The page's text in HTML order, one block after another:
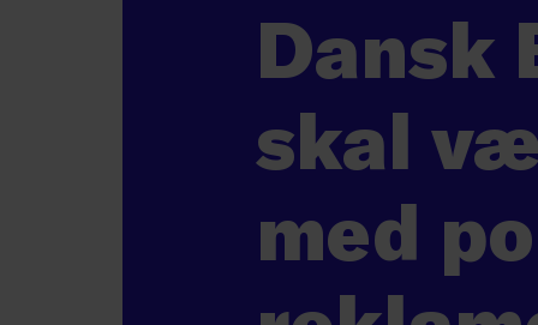
Dansk
skal
med